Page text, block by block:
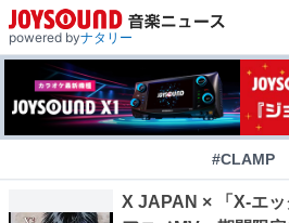
powered byナタリー
#CLAMP
X JAPAN × 「X-エッ